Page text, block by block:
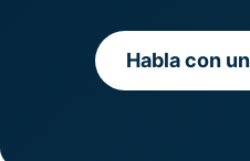
Habla con